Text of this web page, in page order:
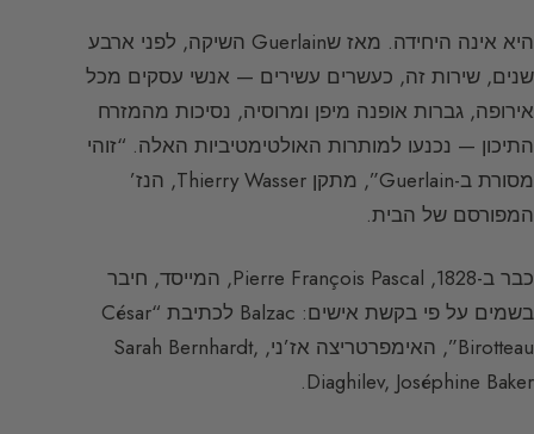
היא אינה היחידה. מאז שGuerlain השיקה, לפני ארבע
שנים, שירות זה, כעשרים עשירים — אנשי עסקים מכל
אירופה, גברות אופנה מיפן ומרוסיה, נסיכות מהמזרח
התיכון — נכנעו למותרות האולטימטיביות האלה. “זוהי
מסורת ב-Guerlain”, מתקן Thierry Wasser, הנז’
המפורסם של הבית.
כבר ב-1828, Pierre François Pascal, המייסד, חיבר
בשמים על פי בקשת אישים: Balzac לכתיבת “César
Birotteau”, האימפרטריצה אז’ני, Sarah Bernhardt,
Diaghilev, Joséphine Baker.